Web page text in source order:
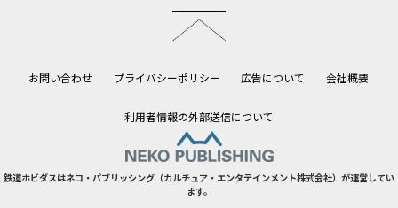
お問い合わせ プライバシーポリシー 広告について 会社概要
利用者情報の外部送信について
鉄道ホビダスはネコ・パブリッシング（カルチュア・エンタテインメント株式会社）が運営してい
ます。